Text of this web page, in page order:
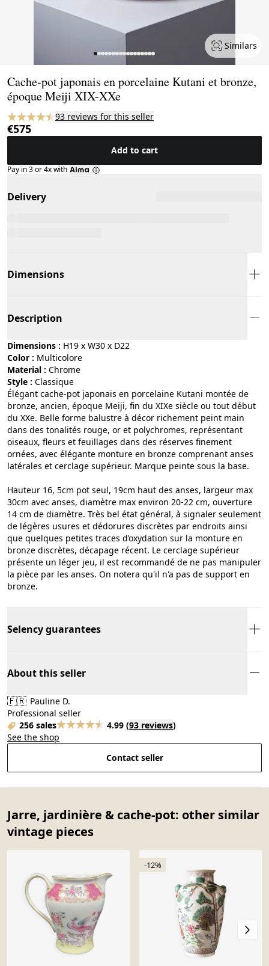
Similars
Cache-pot japonais en porcelaine Kutani et bronze,
époque Meiji XIX-XXe
93 reviews for this seller
€575
Add to cart
Pay in 3 or 4x with
Delivery
Dimensions
Description
Dimensions : H19 x W30 x D22
Color :
multicolore
Material :
chrome
Style :
classique
Élégant cache-pot japonais en porcelaine Kutani montée de
bronze, ancien, époque Meiji, fin du XIXe siècle ou tout début
du XXe. Belle forme balustre à décor richement peint main
dans des tonalités rouge, or et polychromes, représentant
oiseaux, fleurs et feuillages dans des réserves finement
ornées, avec élégante monture en bronze comprenant anses
latérales et cerclage supérieur. Marque peinte sous la base.
Hauteur 16, 5cm pot seul, 19cm haut des anses, largeur max
30cm avec anses, diamètre max environ 20-22 cm, ouverture
14 cm de diamètre. Très bel état général, à signaler seulement
de légères usures et dédorures discrètes par endroits ainsi
que quelques petites traces d’oxydation sur la monture en
bronze discrètes, décapage récent. Le cerclage supérieur
présente un léger jeu, il est recommandé de ne pas manipuler
la pièce par les anses. On notera qu'il n'a pas de support en
bronze.
Selency guarantees
About this seller
🇫🇷 Pauline D.
Professional seller
256 sales
4.99 (93 reviews)
See the shop
Contact seller
Jarre, jardinière & cache-pot: other similar
vintage pieces
-12%